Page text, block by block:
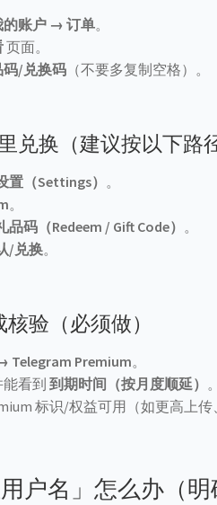
的账户 → 订单。
页面。
码/兑换码 （不要多复制空格）。
兑换（建议按以下路
置（Settings） 。
。
品码（Redeem / Gift Code） 。
/兑换。
验（必须做）
Telegram Premium。
能看到到期时间（按月度顺延） 。
标识/权益可用（如更高上传
户名」怎么办（明